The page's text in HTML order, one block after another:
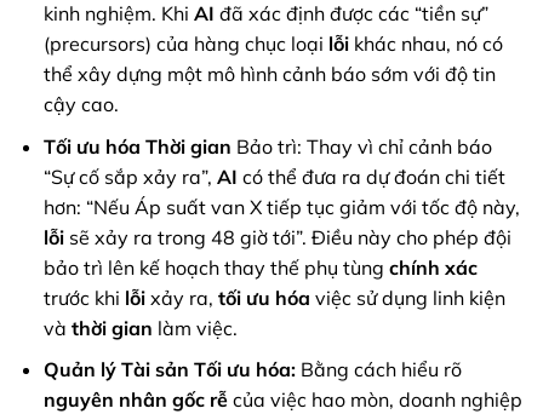
kinh nghiệm. Khi AI đã xác định được các “tiền sự”
(precursors) của hàng chục loại lỗikhác nhau, nó có
thể xây dựng một mô hình cảnh báo sớm với độ tin
cậy cao.
Tối ưu hóa Thời gian Bảo trì: Thay vì chỉ cảnh báo
“Sự cố sắp xảy ra”, AI có thể đưa ra dự đoán chi tiết
hơn: “Nếu Áp suất van X tiếp tục giảm với tốc độ này,
lỗisẽ xảy ra trong 48 giờ tới”. Điều này cho phép đội
bảo trì lên kế hoạch thay thế phụ tùng chính xác
trước khi lỗixảy ra, tối ưu hóa việc sử dụng linh kiện
và thời gian làm việc.
Quản lý Tài sản Tối ưu hóa:Bằng cách hiểu rõ
nguyên nhân gốc rễcủa việc hao mòn, doanh nghiệp